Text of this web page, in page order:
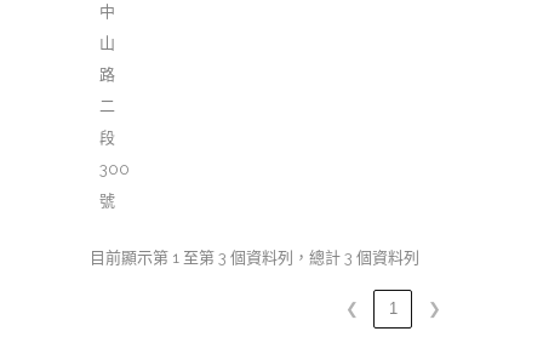
中
山
路
二
段
300
號
目前顯示第 1 至第 3 個資料列，總計 3 個資料列
❮ 1 ❯